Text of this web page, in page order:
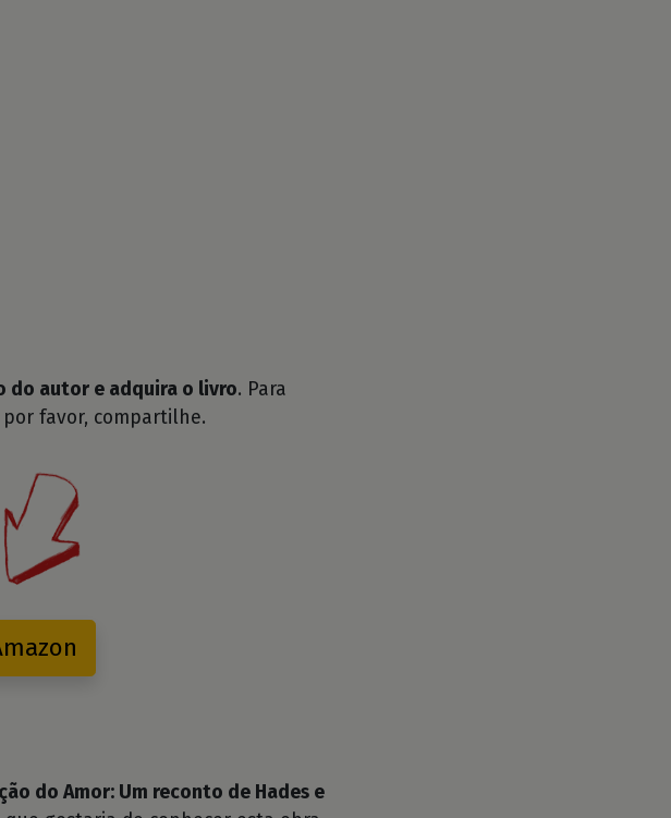
do autor e adquira o livro. Para
favor, compartilhe.
do Amor: Um reconto de Hades e